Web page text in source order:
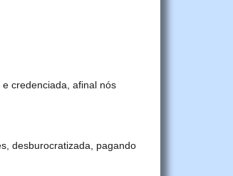
credenciada, afinal nós
desburocratizada, pagando